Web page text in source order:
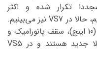
تکرار شده و اکثر
آپشن‌هایی که قبلا در VS5 دیده بودیم، حالا در VS7 نیز می‌بینیم.
البته مواردی مانند مانیتور سایز بزرگ (10 اینچ)، سقف پانورامیک و
پنل لمسی برای سیستم تهویه، کاملا جدید هستند و در VS5